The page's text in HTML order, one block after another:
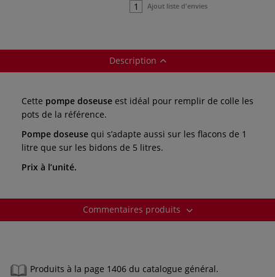
Ajout liste d'envies
Description
Cette pompe doseuse est idéal pour remplir de colle les
pots de la référence.
Pompe doseuse qui s’adapte aussi sur les flacons de 1
litre que sur les bidons de 5 litres.
Prix à l’unité.
Commentaires produits
Produits à la page 1406 du catalogue général.